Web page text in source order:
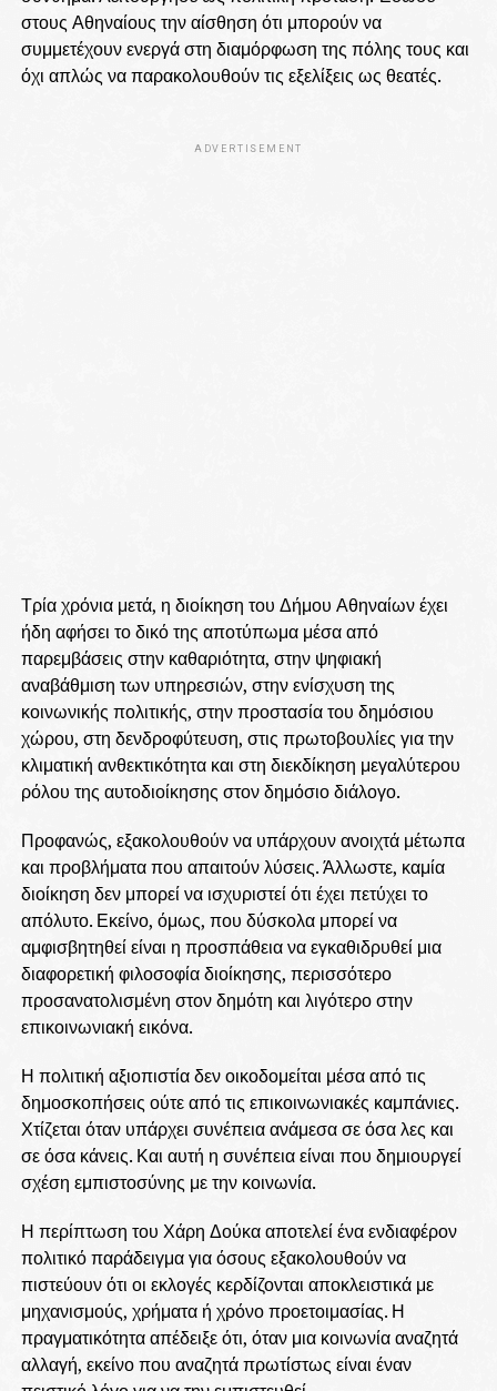
στους Αθηναίους την αίσθηση ότι μπορούν να
συμμετέχουν ενεργά στη διαμόρφωση της πόλης τους και
όχι απλώς να παρακολουθούν τις εξελίξεις ως θεατές.
ADVERTISEMENT
Τρία χρόνια μετά, η διοίκηση του Δήμου Αθηναίων έχει
ήδη αφήσει το δικό της αποτύπωμα μέσα από
παρεμβάσεις στην καθαριότητα, στην ψηφιακή
αναβάθμιση των υπηρεσιών, στην ενίσχυση της
κοινωνικής πολιτικής, στην προστασία του δημόσιου
χώρου, στη δενδροφύτευση, στις πρωτοβουλίες για την
κλιματική ανθεκτικότητα και στη διεκδίκηση μεγαλύτερου
ρόλου της αυτοδιοίκησης στον δημόσιο διάλογο.
Προφανώς, εξακολουθούν να υπάρχουν ανοιχτά μέτωπα
και προβλήματα που απαιτούν λύσεις. Άλλωστε, καμία
διοίκηση δεν μπορεί να ισχυριστεί ότι έχει πετύχει το
απόλυτο. Εκείνο, όμως, που δύσκολα μπορεί να
αμφισβητηθεί είναι η προσπάθεια να εγκαθιδρυθεί μια
διαφορετική φιλοσοφία διοίκησης, περισσότερο
προσανατολισμένη στον δημότη και λιγότερο στην
επικοινωνιακή εικόνα.
Η πολιτική αξιοπιστία δεν οικοδομείται μέσα από τις
δημοσκοπήσεις ούτε από τις επικοινωνιακές καμπάνιες.
Χτίζεται όταν υπάρχει συνέπεια ανάμεσα σε όσα λες και
σε όσα κάνεις. Και αυτή η συνέπεια είναι που δημιουργεί
σχέση εμπιστοσύνης με την κοινωνία.
Η περίπτωση του Χάρη Δούκα αποτελεί ένα ενδιαφέρον
πολιτικό παράδειγμα για όσους εξακολουθούν να
πιστεύουν ότι οι εκλογές κερδίζονται αποκλειστικά με
μηχανισμούς, χρήματα ή χρόνο προετοιμασίας. Η
πραγματικότητα απέδειξε ότι, όταν μια κοινωνία αναζητά
αλλαγή, εκείνο που αναζητά πρωτίστως είναι έναν